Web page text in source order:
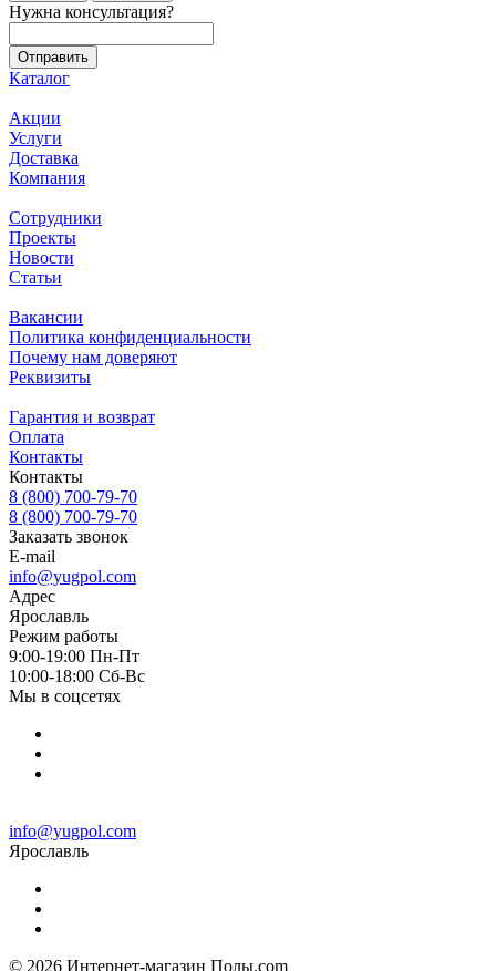
Нужна консультация?
Каталог
Акции
Услуги
Доставка
Компания
Сотрудники
Проекты
Новости
Статьи
Вакансии
Политика конфиденциальности
Почему нам доверяют
Реквизиты
Гарантия и возврат
Оплата
Контакты
Контакты
8 (800) 700-79-70
8 (800) 700-79-70
Заказать звонок
E-mail
info@yugpol.com
Адрес
Ярославль
Режим работы
9:00-19:00 Пн-Пт
10:00-18:00 Cб-Вс
Мы в соцсетях
info@yugpol.com
Ярославль
© 2026 Интернет-магазин Полы.com